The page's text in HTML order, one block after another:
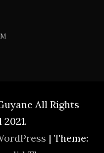
All Rights
| Theme: